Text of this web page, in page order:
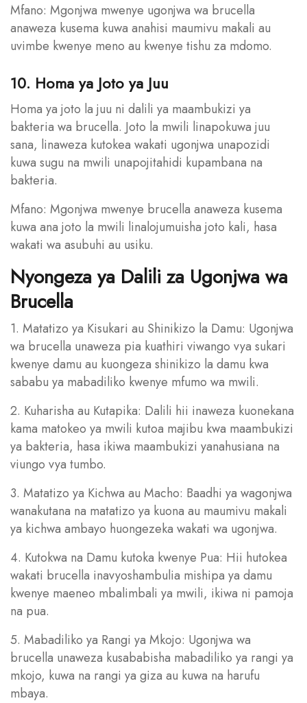
Mfano: Mgonjwa mwenye ugonjwa wa brucella
anaweza kusema kuwa anahisi maumivu makali au
uvimbe kwenye meno au kwenye tishu za mdomo.
10. Homa ya Joto ya Juu
Homa ya joto la juu ni dalili ya maambukizi ya
bakteria wa brucella. Joto la mwili linapokuwa juu
sana, linaweza kutokea wakati ugonjwa unapozidi
kuwa sugu na mwili unapojitahidi kupambana na
bakteria.
Mfano: Mgonjwa mwenye brucella anaweza kusema
kuwa ana joto la mwili linalojumuisha joto kali, hasa
wakati wa asubuhi au usiku.
Nyongeza ya Dalili za Ugonjwa wa
Brucella
1. Matatizo ya Kisukari au Shinikizo la Damu: Ugonjwa
wa brucella unaweza pia kuathiri viwango vya sukari
kwenye damu au kuongeza shinikizo la damu kwa
sababu ya mabadiliko kwenye mfumo wa mwili.
2. Kuharisha au Kutapika: Dalili hii inaweza kuonekana
kama matokeo ya mwili kutoa majibu kwa maambukizi
ya bakteria, hasa ikiwa maambukizi yanahusiana na
viungo vya tumbo.
3. Matatizo ya Kichwa au Macho: Baadhi ya wagonjwa
wanakutana na matatizo ya kuona au maumivu makali
ya kichwa ambayo huongezeka wakati wa ugonjwa.
4. Kutokwa na Damu kutoka kwenye Pua: Hii hutokea
wakati brucella inavyoshambulia mishipa ya damu
kwenye maeneo mbalimbali ya mwili, ikiwa ni pamoja
na pua.
5. Mabadiliko ya Rangi ya Mkojo: Ugonjwa wa
brucella unaweza kusababisha mabadiliko ya rangi ya
mkojo, kuwa na rangi ya giza au kuwa na harufu
mbaya.